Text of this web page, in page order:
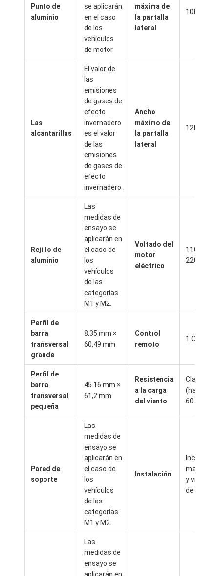
Habla Ahora.
Pérgola de aluminio motorizada
Pergola de tejido retráctil
Toldo retractable
Pergola de trabajo ligero
Techo eléctrico para sombrillas
Persianas de la pista de la cremallera
Pergola mejorada de aluminio
Accesorios del toldo
Punto de
aluminio
se aplicarán
en el caso
de los
vehículos
de motor.
máxima de
la pantalla
lateral
10M
Las
alcantarillas
El valor de
las
emisiones
de gases de
efecto
invernadero
es el valor
de las
emisiones
de gases de
efecto
invernadero.
Ancho
máximo de
la pantalla
lateral
12M
Rejillo de
aluminio
Las
medidas de
ensayo se
aplicarán en
el caso de
los
vehículos
de las
categorías
M1 y M2.
Voltado del
motor
eléctrico
110 V o
220 V
Perfil de
barra
transversal
grande
8.35 mm ×
60.49 mm
Control
remoto
1 Canal
Perfil de
barra
transversal
pequeña
45.16 mm ×
61,2 mm
Resistencia
a la carga
del viento
Clase 6
(hasta 50-
60 km/h)
Pared de
soporte
Las
medidas de
ensayo se
aplicarán en
el caso de
los
vehículos
de las
categorías
M1 y M2.
Instalación
Incluye
manuales
y vídeos
detallados
Las
medidas de
ensayo se
aplicarán en